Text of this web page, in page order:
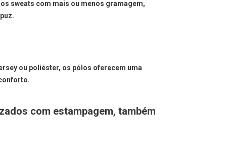
sweats com mais ou menos gramagem,
ou poliéster, os pólos oferecem uma
com estampagem, também